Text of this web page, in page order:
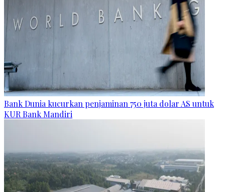
Bank Dunia kucurkan penjaminan 750 juta dolar AS untuk
KUR Bank Mandiri